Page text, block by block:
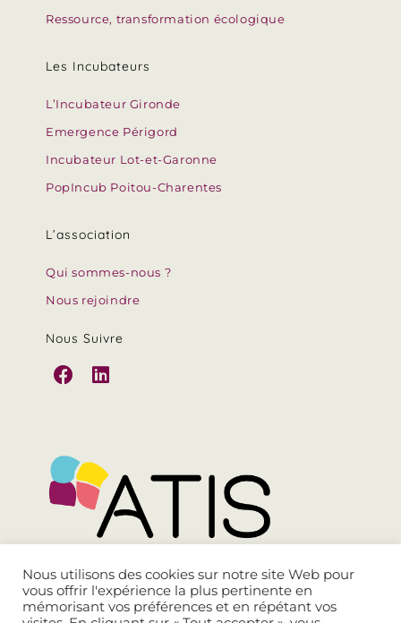
Ressource, transformation écologique
Les Incubateurs
L’Incubateur Gironde
Emergence Périgord
Incubateur Lot-et-Garonne
PopIncub Poitou-Charentes
L’association
Qui sommes-nous ?
Nous rejoindre
Nous Suivre
contact@atis-asso.org
Nous utilisons des cookies sur notre site Web pour
vous offrir l'expérience la plus pertinente en
mémorisant vos préférences et en répétant vos